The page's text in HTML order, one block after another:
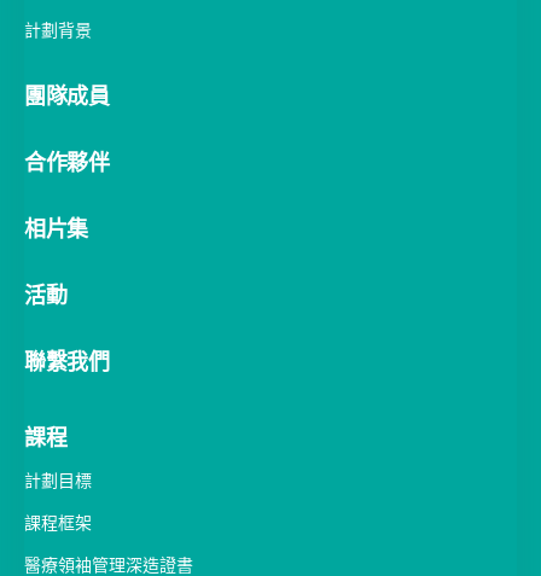
計劃背景
團隊成員
合作夥伴
相片集
活動
聯繫我們
課程
計劃目標
課程框架
醫療領袖管理深造證書